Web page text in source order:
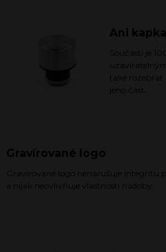
Ani
Součástí je
také rozebrat
jeho část.
Gravírované logo
Gravírované logo nenarušuje integritu
a nijak neovlivňuje vlastnosti nádoby.